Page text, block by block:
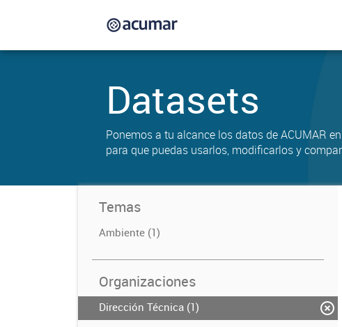
Datasets
Ponemos a tu alcance los datos de ACUMAR
para que puedas usarlos, modificarlos y
Temas
Ambiente (1)
Organizaciones
Dirección Técnica (1)